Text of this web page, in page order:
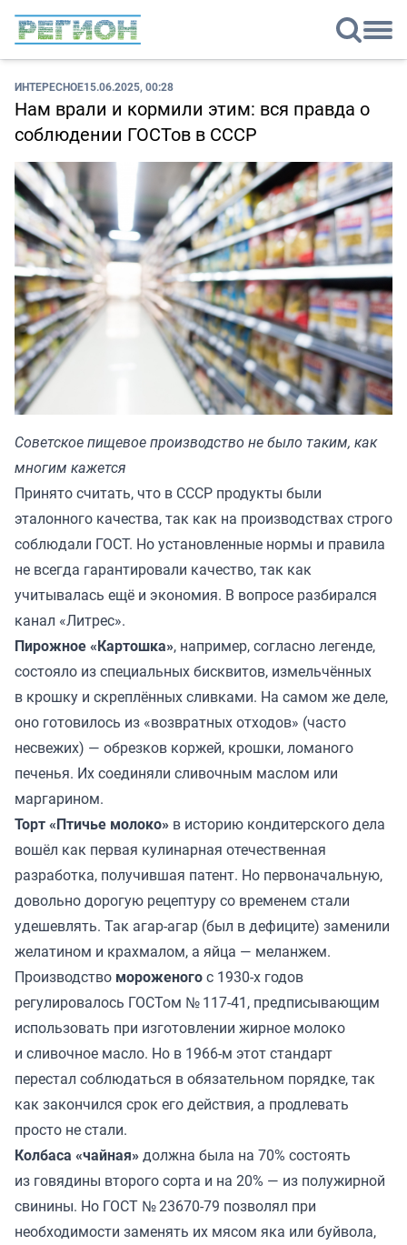
ИНТЕРЕСНОЕ15.06.2025, 00:28
Нам врали и кормили этим: вся правда о
соблюдении ГОСТов в СССР
Советское пищевое производство не было таким, как
многим кажется
Принято считать, что в СССР продукты были
эталонного качества, так как на производствах строго
соблюдали ГОСТ. Но установленные нормы и правила
не всегда гарантировали качество, так как
учитывалась ещё и экономия. В вопросе разбирался
канал «Литрес».
Пирожное «Картошка», например, согласно легенде,
состояло из специальных бисквитов, измельчённых
в крошку и скреплённых сливками. На самом же деле,
оно готовилось из «возвратных отходов» (часто
несвежих) — обрезков коржей, крошки, ломаного
печенья. Их соединяли сливочным маслом или
маргарином.
Торт «Птичье молоко» в историю кондитерского дела
вошёл как первая кулинарная отечественная
разработка, получившая патент. Но первоначальную,
довольно дорогую рецептуру со временем стали
удешевлять. Так агар-агар (был в дефиците) заменили
желатином и крахмалом, а яйца — меланжем.
Производство мороженогос 1930-х годов
регулировалось ГОСТом № 117-41, предписывающим
использовать при изготовлении жирное молоко
и сливочное масло. Но в 1966-м этот стандарт
перестал соблюдаться в обязательном порядке, так
как закончился срок его действия, а продлевать
просто не стали.
Колбаса «чайная»должна была на 70% состоять
из говядины второго сорта и на 20% — из полужирной
свинины. Но ГОСТ № 23670-79 позволял при
необходимости заменять их мясом яка или буйвола,